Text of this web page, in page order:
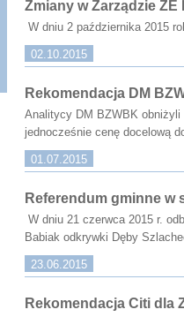
Zmiany w Zarządzie ZE
W dniu 2 października 2015
02.10.2015
Rekomendacja DM
Analitycy DM BZWBK
jednocześnie cenę
01.07.2015
Referendum gminne w
W dniu 21 czerwca 2015 r.
Babiak odkrywki Dęby
23.06.2015
Rekomendacja Citi dla